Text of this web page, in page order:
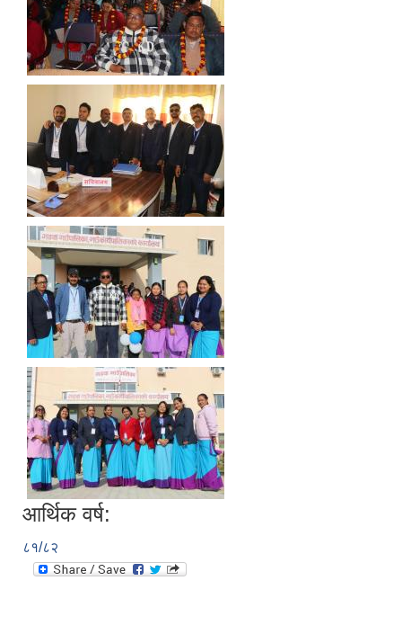
आर्थिक वर्ष:
८१/८२